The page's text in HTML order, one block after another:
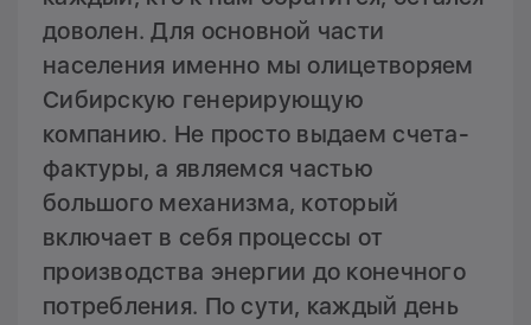
доволен. Для основной части
населения именно мы олицетворяем
Сибирскую генерирующую
компанию. Не просто выдаем счета-
фактуры, а являемся частью
большого механизма, который
включает в себя процессы от
производства энергии до конечного
потребления. По сути, каждый день